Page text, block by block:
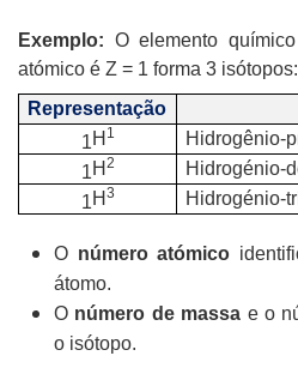
Exemplo: O elemento
atómico é Z = 1 forma 3 isótopos:
Representação
1H 1
Hidrogênio-
1H 2
Hidrogénio-
1H 3 Hidrogénio-
O número atómico
átomo.
O número de massa e o
o isótopo.